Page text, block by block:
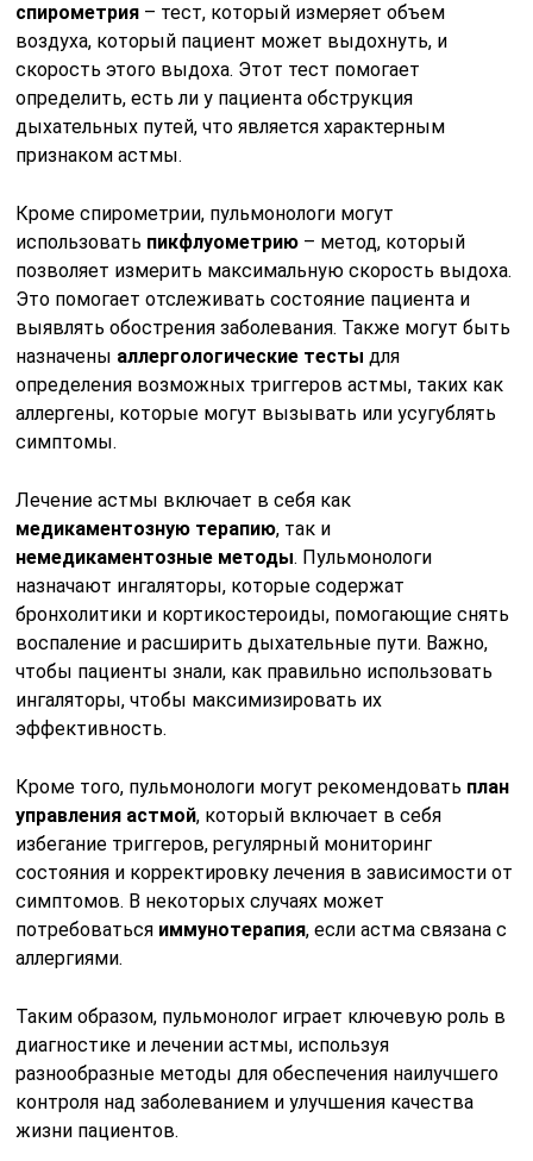
спирометрия – тест, который измеряет объем
воздуха, который пациент может выдохнуть, и
скорость этого выдоха. Этот тест помогает
определить, есть ли у пациента обструкция
дыхательных путей, что является характерным
признаком астмы.
Кроме спирометрии, пульмонологи могут
использовать пикфлуометрию – метод, который
позволяет измерить максимальную скорость выдоха.
Это помогает отслеживать состояние пациента и
выявлять обострения заболевания. Также могут быть
назначены аллергологические тесты для
определения возможных триггеров астмы, таких как
аллергены, которые могут вызывать или усугублять
симптомы.
Лечение астмы включает в себя как
медикаментозную терапию, так и
немедикаментозные методы. Пульмонологи
назначают ингаляторы, которые содержат
бронхолитики и кортикостероиды, помогающие снять
воспаление и расширить дыхательные пути. Важно,
чтобы пациенты знали, как правильно использовать
ингаляторы, чтобы максимизировать их
эффективность.
Кроме того, пульмонологи могут рекомендовать план
управления астмой, который включает в себя
избегание триггеров, регулярный мониторинг
состояния и корректировку лечения в зависимости от
симптомов. В некоторых случаях может
потребоваться иммунотерапия, если астма связана с
аллергиями.
Таким образом, пульмонолог играет ключевую роль в
диагностике и лечении астмы, используя
разнообразные методы для обеспечения наилучшего
контроля над заболеванием и улучшения качества
жизни пациентов.